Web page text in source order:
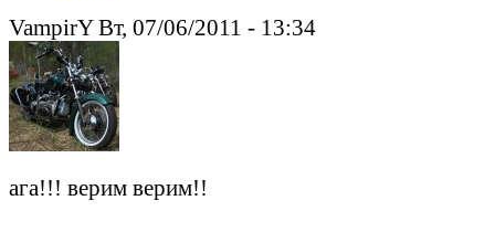
VampirY Вт, 07/06/2011 - 13:34
ага!!! верим верим!!